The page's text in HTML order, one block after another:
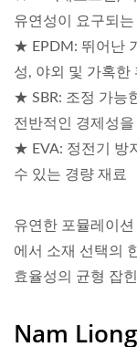
유연성이 요구되
★ EPDM: 뛰어난
성, 야외 및 가혹한
★ SBR: 조정 가능
전반적인 경제성을
★ EVA: 정전기 방
수 있는 경량 재료
유연한 포뮬레이
에서 소재 선택의
효율성의 균형 잡
Nam